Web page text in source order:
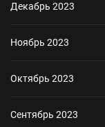
Декабрь 2023
Ноябрь 2023
Октябрь 2023
Сентябрь 2023